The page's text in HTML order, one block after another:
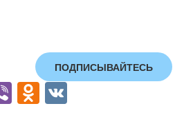
ПОДПИСЫВАЙТЕСЬ
Vi O